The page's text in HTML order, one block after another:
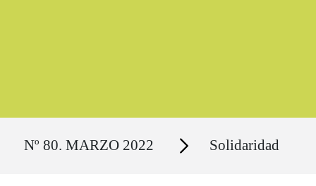
Nº 80. MARZO 2022 Secciones Solidaridad